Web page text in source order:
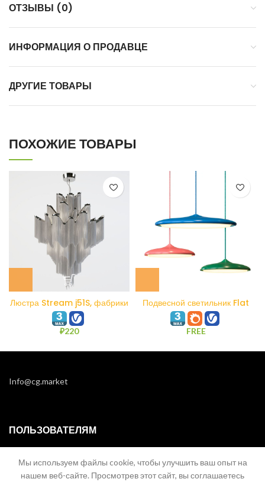
ОТЗЫВЫ (0)
ИНФОРМАЦИЯ О ПРОДАВЦЕ
ДРУГИЕ ТОВАРЫ
ПОХОЖИЕ ТОВАРЫ
Люстра Stream j51S, фабрики
Terzani
₽220
Подвесной светильник Flat
PDL2252-1
FREE
Info@cg.market
ПОЛЬЗОВАТЕЛЯМ
Политика возврата и отмены
Мы используем файлы cookie, чтобы улучшить ваш опыт на
нашем веб-сайте. Просмотрев этот сайт, вы соглашаетесь